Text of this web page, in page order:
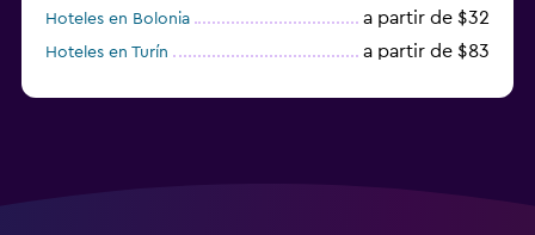
Hoteles en Bolonia a partir de $32
Hoteles en Turín a partir de $83